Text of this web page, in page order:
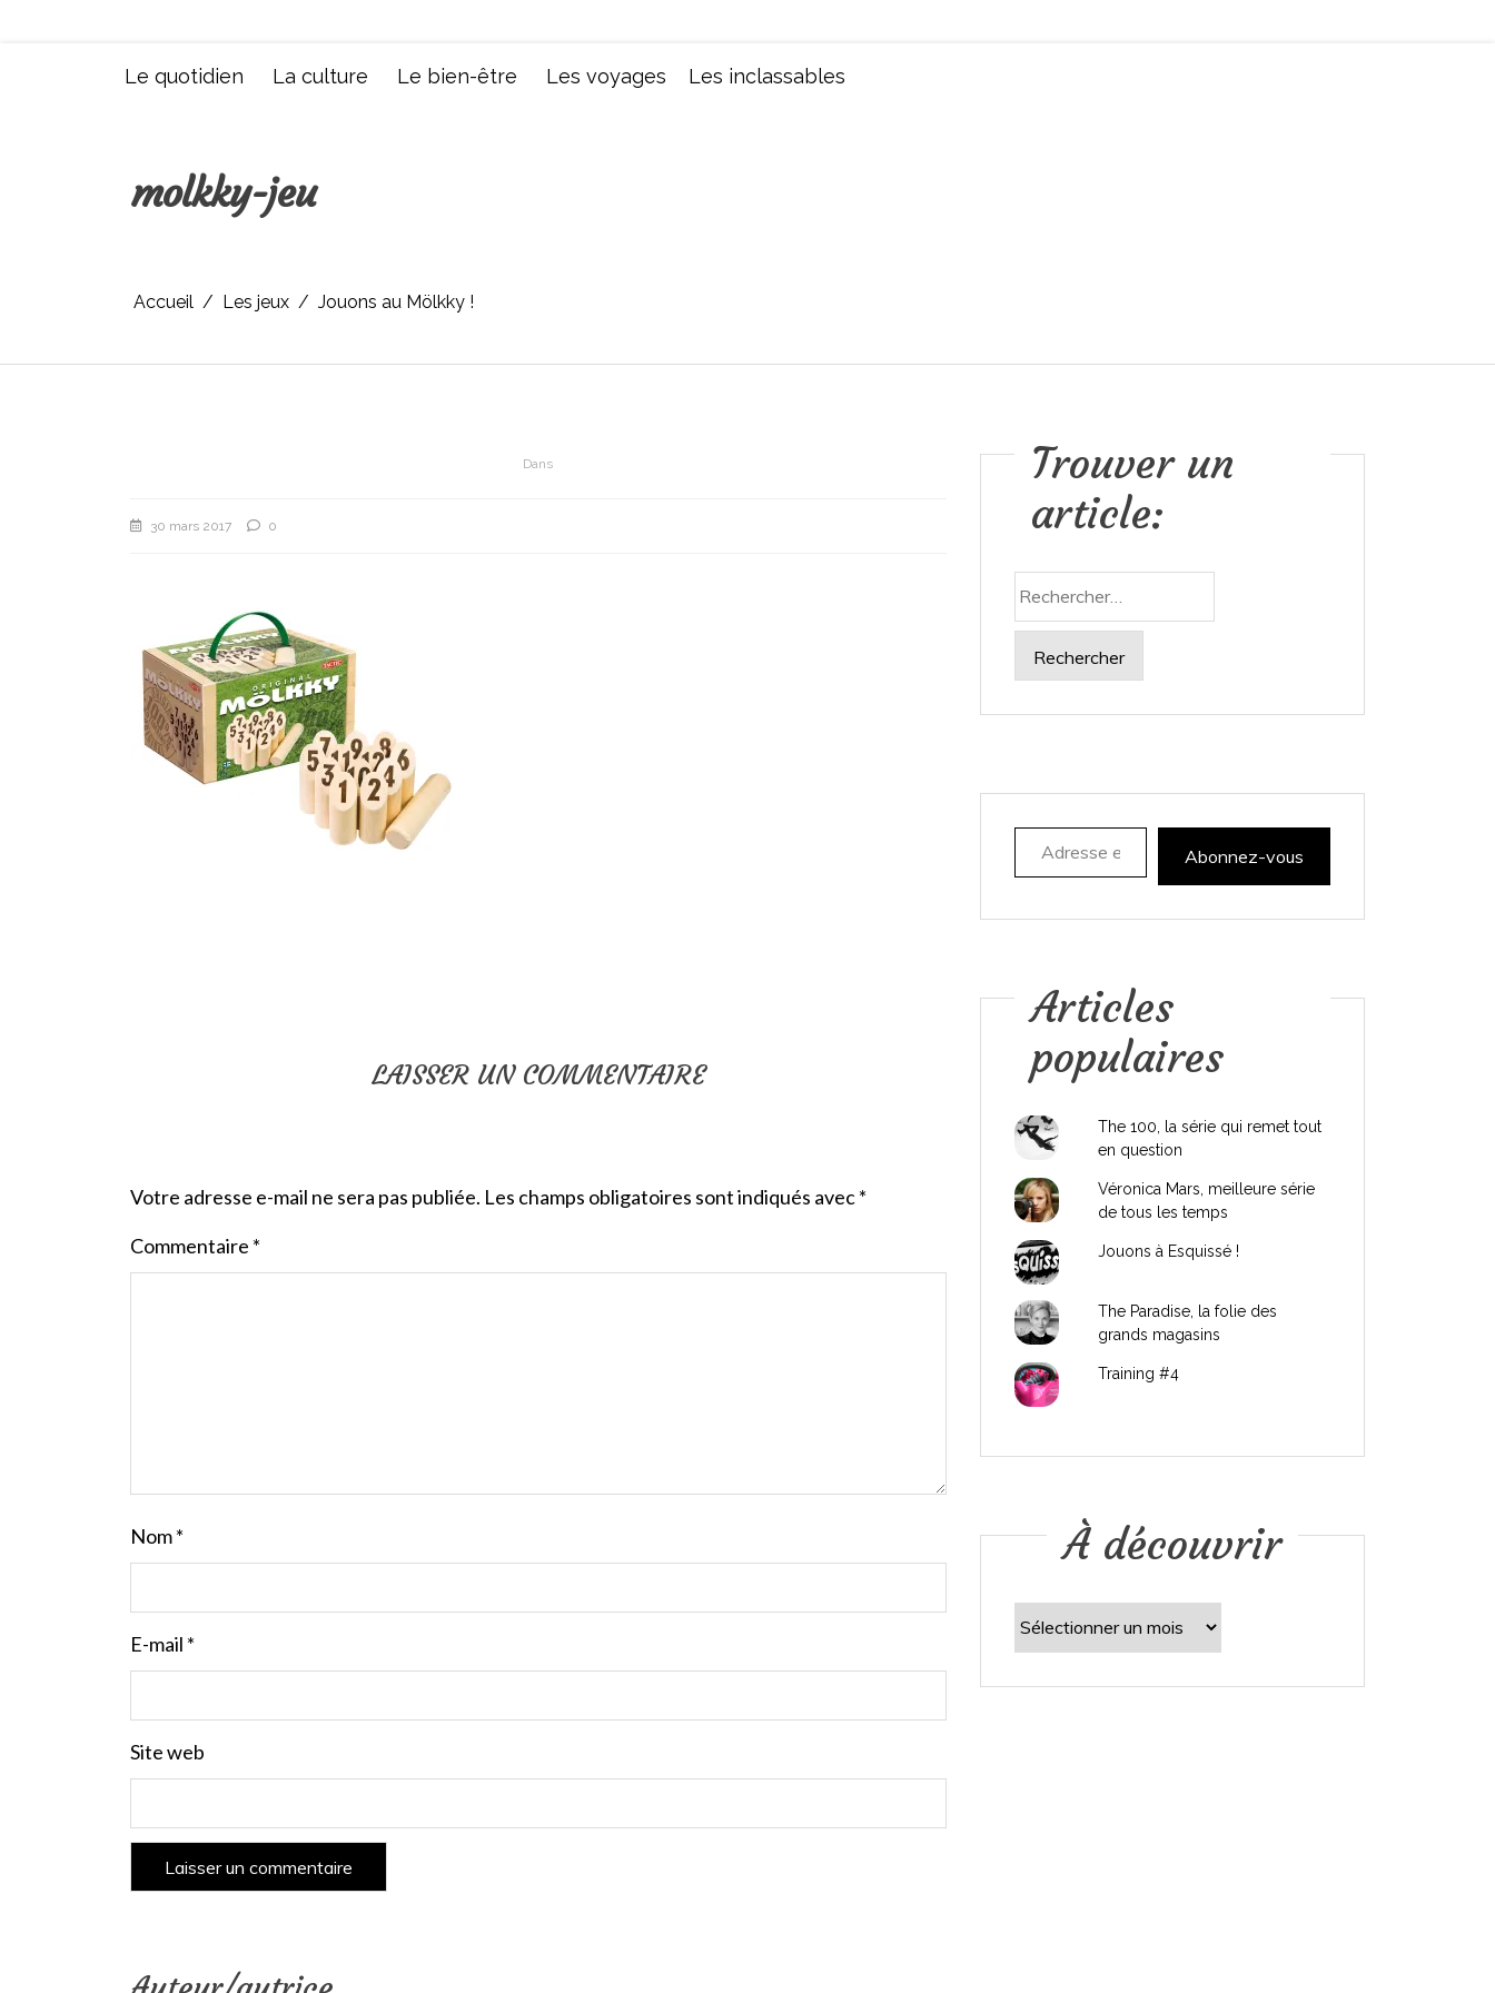
Le quotidien La culture Le bien-être Les voyages Les inclassables
molkky-jeu
Accueil Les jeux Jouons au Mölkky !
Dans
30 mars 2017 0
LAISSER UN COMMENTAIRE
Votre adresse e-mail ne sera pas publiée. Les champs obligatoires sont indiqués avec*
Commentaire *
Nom*
E-mail *
Site web
Trouver un
article:
Adresse e-mail
Abonnez-vous
Articles
populaires
The 100, la série qui remet tout
en question
Véronica Mars, meilleure série
de tous les temps
Jouons à Esquissé !
The Paradise, la folie des
grands magasins
Training #4
À découvrir
découvrir